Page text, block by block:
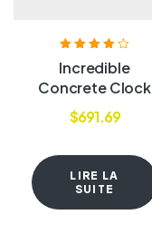
sur 5
Incredible
Concrete Clock
$691.69
LIRE LA
SUITE